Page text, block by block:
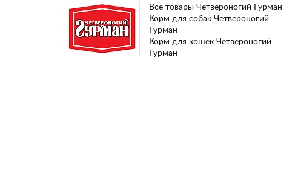
Все товары Четвероногий Гурман
Корм для собак Четвероногий
Гурман
Корм для кошек Четвероногий
Гурман